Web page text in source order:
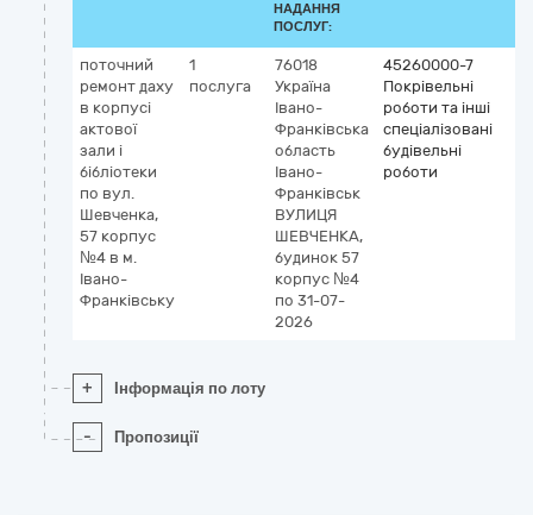
НАДАННЯ
ПОСЛУГ:
поточний
ремонт даху
в корпусі
актової
зали і
бібліотеки
по вул.
Шевченка,
57 корпус
№4 в м.
Івано-
Франківську
1
послуга
76018
Україна
Івано-
Франківська
область
Івано-
Франківськ
ВУЛИЦЯ
ШЕВЧЕНКА,
будинок 57
корпус №4
по 31-07-
2026
45260000-7
Покрівельні
роботи та інші
спеціалізовані
будівельні
роботи
+ Інформація по лоту
- Пропозиції